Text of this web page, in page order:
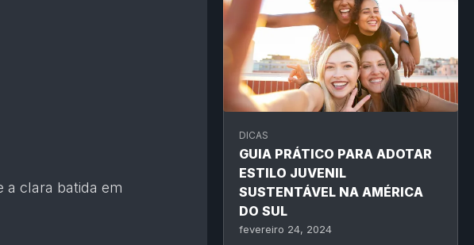
a clara batida em
DICAS
GUIA PRÁTICO PARA ADOTAR
ESTILO JUVENIL
SUSTENTÁVEL NA AMÉRICA
DO SUL
fevereiro 24, 2024